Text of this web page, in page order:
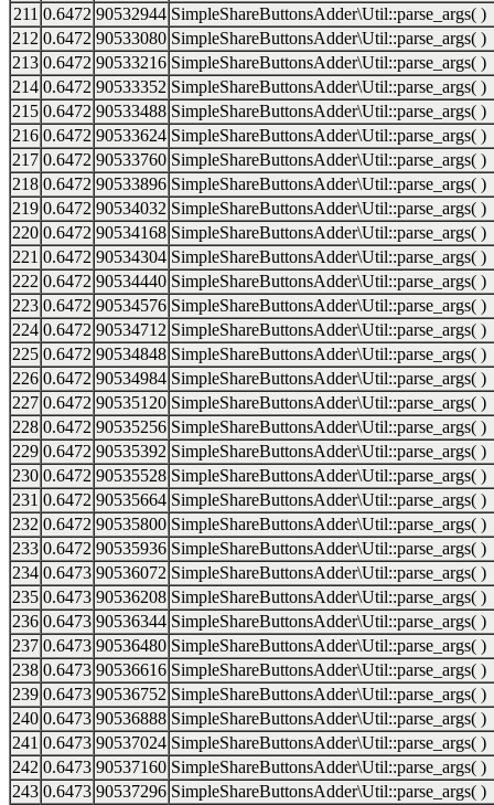
211 0.6472 90532944 SimpleShareButtonsAdder\Util::parse_args( )
212 0.6472 90533080 SimpleShareButtonsAdder\Util::parse_args( )
213 0.6472 90533216 SimpleShareButtonsAdder\Util::parse_args( )
214 0.6472 90533352 SimpleShareButtonsAdder\Util::parse_args( )
215 0.6472 90533488 SimpleShareButtonsAdder\Util::parse_args( )
216 0.6472 90533624 SimpleShareButtonsAdder\Util::parse_args( )
217 0.6472 90533760 SimpleShareButtonsAdder\Util::parse_args( )
218 0.6472 90533896 SimpleShareButtonsAdder\Util::parse_args( )
219 0.6472 90534032 SimpleShareButtonsAdder\Util::parse_args( )
220 0.6472 90534168 SimpleShareButtonsAdder\Util::parse_args( )
221 0.6472 90534304 SimpleShareButtonsAdder\Util::parse_args( )
222 0.6472 90534440 SimpleShareButtonsAdder\Util::parse_args( )
223 0.6472 90534576 SimpleShareButtonsAdder\Util::parse_args( )
224 0.6472 90534712 SimpleShareButtonsAdder\Util::parse_args( )
225 0.6472 90534848 SimpleShareButtonsAdder\Util::parse_args( )
226 0.6472 90534984 SimpleShareButtonsAdder\Util::parse_args( )
227 0.6472 90535120 SimpleShareButtonsAdder\Util::parse_args( )
228 0.6472 90535256 SimpleShareButtonsAdder\Util::parse_args( )
229 0.6472 90535392 SimpleShareButtonsAdder\Util::parse_args( )
230 0.6472 90535528 SimpleShareButtonsAdder\Util::parse_args( )
231 0.6472 90535664 SimpleShareButtonsAdder\Util::parse_args( )
232 0.6472 90535800 SimpleShareButtonsAdder\Util::parse_args( )
233 0.6472 90535936 SimpleShareButtonsAdder\Util::parse_args( )
234 0.6473 90536072 SimpleShareButtonsAdder\Util::parse_args( )
235 0.6473 90536208 SimpleShareButtonsAdder\Util::parse_args( )
236 0.6473 90536344 SimpleShareButtonsAdder\Util::parse_args( )
237 0.6473 90536480 SimpleShareButtonsAdder\Util::parse_args( )
238 0.6473 90536616 SimpleShareButtonsAdder\Util::parse_args( )
239 0.6473 90536752 SimpleShareButtonsAdder\Util::parse_args( )
240 0.6473 90536888 SimpleShareButtonsAdder\Util::parse_args( )
241 0.6473 90537024 SimpleShareButtonsAdder\Util::parse_args( )
242 0.6473 90537160 SimpleShareButtonsAdder\Util::parse_args( )
243 0.6473 90537296 SimpleShareButtonsAdder\Util::parse_args( )